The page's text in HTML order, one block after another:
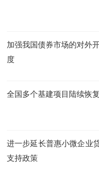
加强我国债券市场的对外
度
全国多个基建项目陆续恢
进一步延长普惠小微企业
支持政策